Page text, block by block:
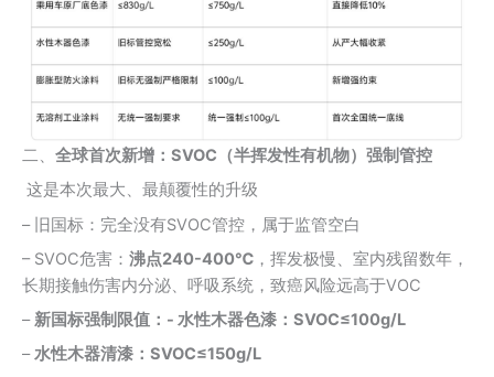
二、 全球首次新增：SVOC（半挥发性有机物）强制管控
这是本次最大、最颠覆性的升级
– 旧国标：完全没有SVOC管控，属于监管空白
– SVOC危害： 沸点240-400℃ ，挥发极慢、室内残留数年，
长期接触伤害内分泌、呼吸系统，致癌风险远高于VOC
–新国标强制限值：- 水性木器色漆：SVOC≤100g/L
–水性木器清漆：SVOC≤150g/L